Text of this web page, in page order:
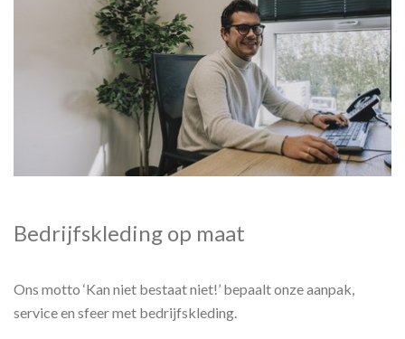
Bedrijfskleding op maat
Ons motto ‘Kan niet bestaat niet!’ bepaalt onze aanpak,
service en sfeer met bedrijfskleding.